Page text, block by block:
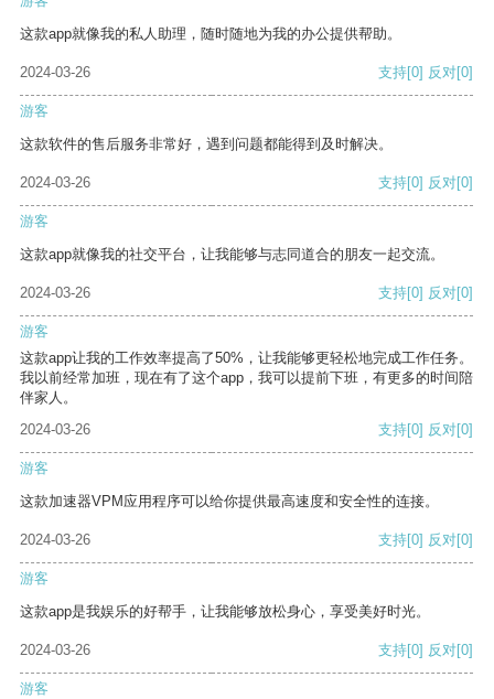
这款app就像我的私人助理，随时随地为我的办公提供帮助。
2024-03-26 支持[0] 反对[0]
游客
这款软件的售后服务非常好，遇到问题都能得到及时解决。
2024-03-26 支持[0] 反对[0]
游客
这款app就像我的社交平台，让我能够与志同道合的朋友一起交流。
2024-03-26 支持[0] 反对[0]
游客
这款app让我的工作效率提高了50%，让我能够更轻松地完成工作任务。
我以前经常加班，现在有了这个app，我可以提前下班，有更多的时间陪
伴家人。
2024-03-26
支持[0] 反对[0]
游客
这款加速器VPM应用程序可以给你提供最高速度和安全性的连接。
2024-03-26 支持[0] 反对[0]
游客
这款app是我娱乐的好帮手，让我能够放松身心，享受美好时光。
2024-03-26 支持[0] 反对[0]
游客